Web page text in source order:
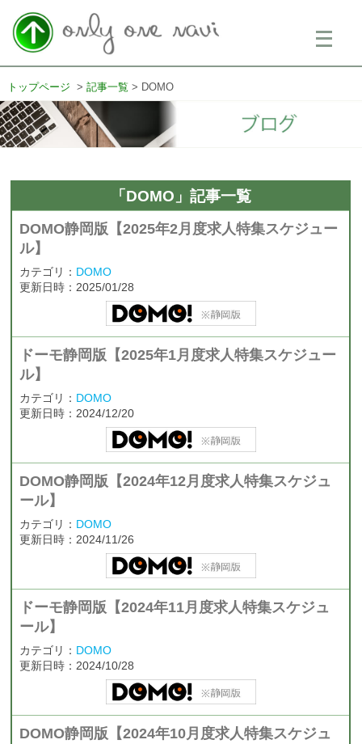
メ
ニ
ー
トップページ 記事一覧 DOMO
「DOMO」記事一覧
DOMO静岡版【2025年2月度求人特集スケジュー
ル】
カテゴリ： DOMO
更新日時：2025/01/28
ドーモ静岡版【2025年1月度求人特集スケジュー
ル】
カテゴリ： DOMO
更新日時：2024/12/20
DOMO静岡版【2024年12月度求人特集スケジュ
ール】
カテゴリ： DOMO
更新日時：2024/11/26
ドーモ静岡版【2024年11月度求人特集スケジュ
ール】
カテゴリ： DOMO
更新日時：2024/10/28
DOMO静岡版【2024年10月度求人特集スケジュ